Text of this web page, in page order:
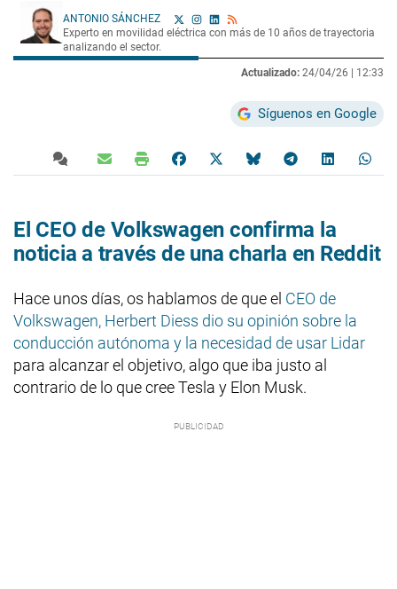
ANTONIO SÁNCHEZ
Experto en movilidad eléctrica con más de 10 años de trayectoria
analizando el sector.
Actualizado: 24/04/26 | 12:33
Síguenos en Google
El CEO de Volkswagen confirma la
noticia a través de una charla en Reddit
Hace unos días, os hablamos de que el CEO de
Volkswagen, Herbert Diess dio su opinión sobre la
conducción autónoma y la necesidad de usar Lidar
para alcanzar el objetivo, algo que iba justo al
contrario de lo que cree Tesla y Elon Musk.